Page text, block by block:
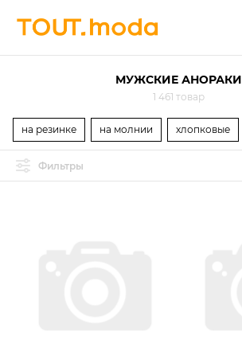
МУЖСКИЕ АНОРАКИ
1 461 товар
на резинке на молнии хлопковые
Фильтры